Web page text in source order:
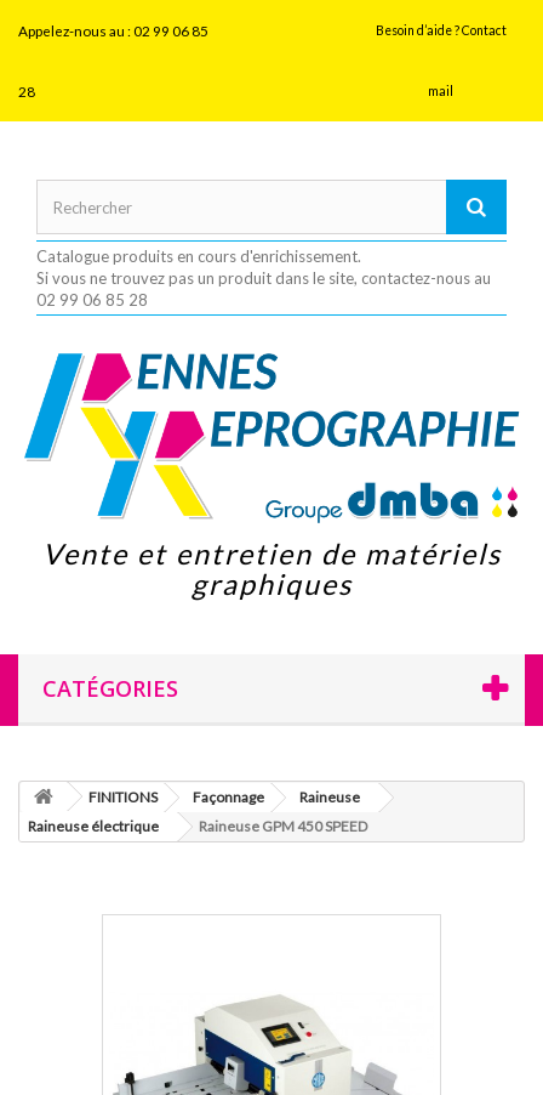
Besoin d’aide ? Contact
mail
Appelez-nous au :02 99 06 85
28
Catalogue produits en cours d'enrichissement.
Si vous ne trouvez pas un produit dans le site, contactez-nous au
02 99 06 85 28
Vente et entretien de matériels
graphiques
CATÉGORIES
FINITIONS Façonnage
Raineuse
Raineuse électrique
Raineuse GPM 450 SPEED